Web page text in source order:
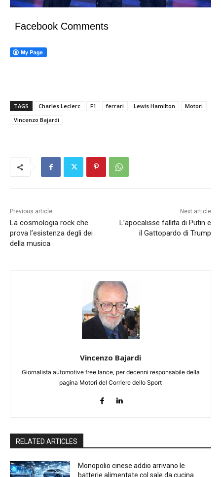
Facebook Comments
TAGS Charles Leclerc F1 ferrari Lewis Hamilton
Motori
Vincenzo Bajardi
Previous article
La cosmologia rock che
prova l’esistenza degli dei
della musica
Next article
L’apocalisse fallita di Putin e
il Gattopardo di Trump
Vincenzo Bajardi
Giornalista automotive free lance, per decenni responsabile della
pagina Motori del Corriere dello Sport
RELATED ARTICLES
Monopolio cinese addio arrivano le
batterie alimentate col sale da cucina